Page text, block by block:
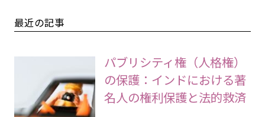
最近の記事
パブリシティ権（人格権）
の保護：インドにおける著
名人の権利保護と法的救済